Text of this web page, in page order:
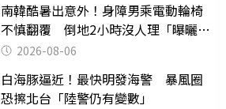
南韓酷暑出意外！身障男乘電動輪椅
不慎翻覆 倒地2小時沒人理「曝曬
亡」2026-08-06
白海豚逼近！最快明發海警 暴風圈
恐擦北台「陸警仍有變數」